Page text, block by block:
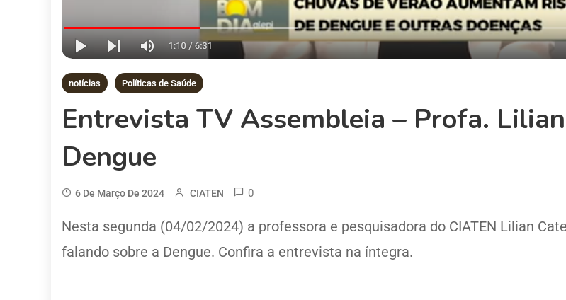
notícias Políticas de Saúde
Entrevista TV Assembleia – Profa.
Dengue
6 De Março De 2024 CIATEN 0
Nesta segunda (04/02/2024) a professora e pesquisadora do CIATEN Lilian
falando sobre a Dengue. Confira a entrevista na íntegra.